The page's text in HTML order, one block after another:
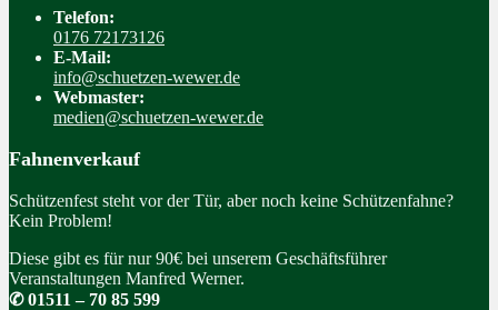
Telefon:
0176 72173126
E-Mail:
info@schuetzen-wewer.de
Webmaster:
medien@schuetzen-wewer.de
Fahnenverkauf
Schützenfest steht vor der Tür, aber noch keine Schützenfahne?
Kein Problem!
Diese gibt es für nur 90€ bei unserem Geschäftsführer
Veranstaltungen Manfred Werner.
✆ 01511 – 70 85 599